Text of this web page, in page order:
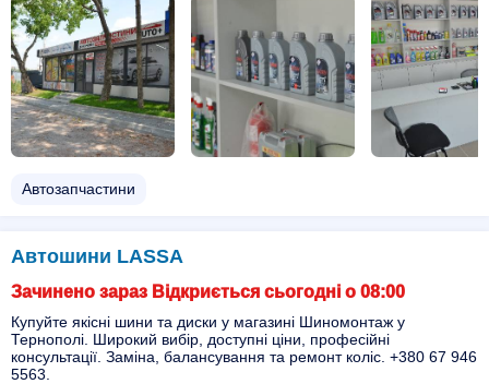
Автозапчастини
Автошини LASSA
Зачинено зараз Відкриється сьогодні о 08:00
Купуйте якісні шини та диски у магазині Шиномонтаж у
Тернополі. Широкий вибір, доступні ціни, професійні
консультації. Заміна, балансування та ремонт коліс. +380 67 946
5563.